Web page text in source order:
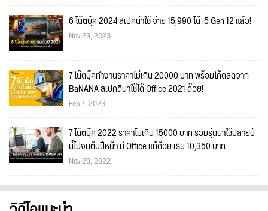
6 โน๊ตบุ๊ค 2024 สเปคน่าใช้ จ่าย 15,990 ได้ i5 Gen 12 แล้ว!
Nov 23, 2023
7 โน๊ตบุ๊คทำงานราคาไม่เกิน 20000 บาท พร้อมโค้ดลดจาก
BaNANA สเปคดีน่าใช้ได้ Office 2021 ด้วย!
Feb 7, 2023
7 โน๊ตบุ๊ค 2022 ราคาไม่เกิน 15000 บาท รวมรุ่นน่าใช้ปลายปี
นี้ไปจนต้นปีหน้า มี Office แท้ด้วย เริ่ม 10,350 บาท
Nov 28, 2022